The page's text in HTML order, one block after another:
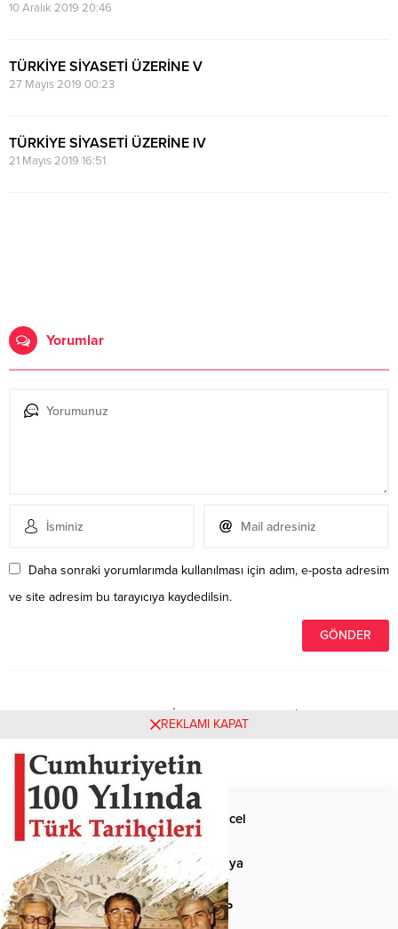
10 Aralık 2019 20:46
TÜRKİYE SİYASETİ ÜZERİNE V
27 Mayıs 2019 00:23
TÜRKİYE SİYASETİ ÜZERİNE IV
21 Mayıs 2019 16:51
Yorumlar
Daha sonraki yorumlarımda kullanılması için adım, e-posta adresim
ve site adresim bu tarayıcıya kaydedilsin.
Henüz yorum yapılmamış. İlk yorumu yukarıdaki form
aracılığıyla siz yapabilirsiniz.
Anasayfa Güncel
Siyaset Dünya
Spor MHP
REKLAMI KAPAT